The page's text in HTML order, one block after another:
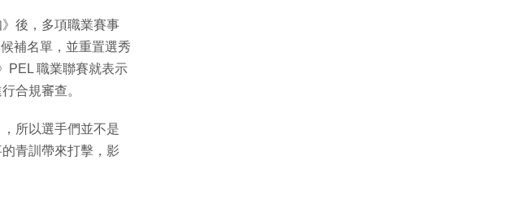
後，多項職業賽事
補名單，並重置選秀
PEL 職業聯賽就表示
合規審查。
所以選手們並不是
青訓帶來打擊，影